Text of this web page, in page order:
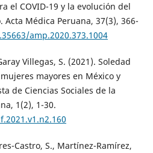
el COVID-19 y la evolución del
Médica Peruana, 37(3), 366-
amp.2020.373.1004
Villegas, S. (2021). Soledad
mayores en México y
de Ciencias Sociales de la
1(2), 1-30.
Castro, S., Martínez-Ramírez,